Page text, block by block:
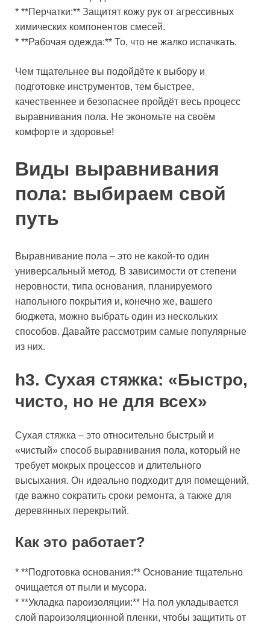
* **Перчатки:** Защитят кожу рук от агрессивных
химических компонентов смесей.
* **Рабочая одежда:** То, что не жалко испачкать.
Чем тщательнее вы подойдёте к выбору и
подготовке инструментов, тем быстрее,
качественнее и безопаснее пройдёт весь процесс
выравнивания пола. Не экономьте на своём
комфорте и здоровье!
Виды выравнивания
пола: выбираем свой
путь
Выравнивание пола – это не какой-то один
универсальный метод. В зависимости от степени
неровности, типа основания, планируемого
напольного покрытия и, конечно же, вашего
бюджета, можно выбрать один из нескольких
способов. Давайте рассмотрим самые популярные
из них.
h3. Сухая стяжка: «Быстро,
чисто, но не для всех»
Сухая стяжка – это относительно быстрый и
«чистый» способ выравнивания пола, который не
требует мокрых процессов и длительного
высыхания. Он идеально подходит для помещений,
где важно сократить сроки ремонта, а также для
деревянных перекрытий.
Как это работает?
* **Подготовка основания:** Основание тщательно
очищается от пыли и мусора.
* **Укладка пароизоляции:** На пол укладывается
слой пароизоляционной пленки, чтобы защитить от